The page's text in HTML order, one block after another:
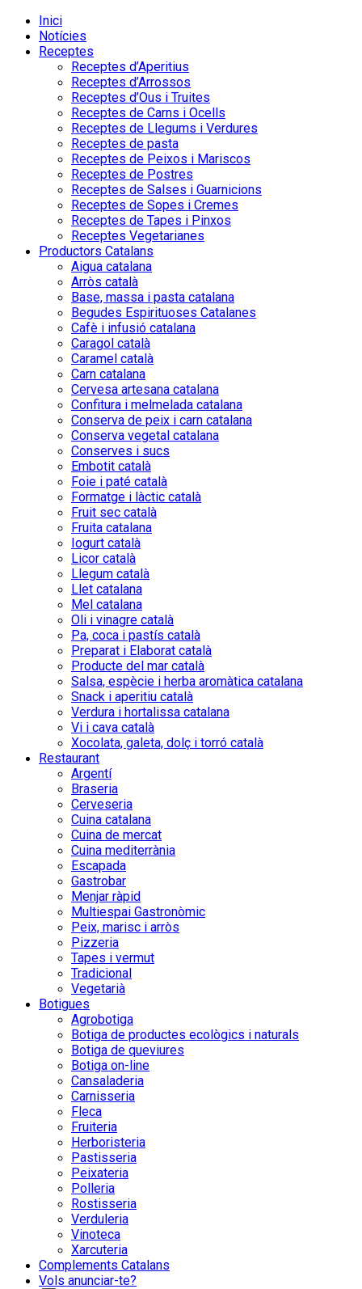
Inici
Notícies
Receptes
Receptes d’Aperitius
Receptes d’Arrossos
Receptes d’Ous i Truites
Receptes de Carns i Ocells
Receptes de Llegums i Verdures
Receptes de pasta
Receptes de Peixos i Mariscos
Receptes de Postres
Receptes de Salses i Guarnicions
Receptes de Sopes i Cremes
Receptes de Tapes i Pinxos
Receptes Vegetarianes
Productors Catalans
Aigua catalana
Arròs català
Base, massa i pasta catalana
Begudes Espirituoses Catalanes
Cafè i infusió catalana
Caragol català
Caramel català
Carn catalana
Cervesa artesana catalana
Confitura i melmelada catalana
Conserva de peix i carn catalana
Conserva vegetal catalana
Conserves i sucs
Embotit català
Foie i paté català
Formatge i làctic català
Fruit sec català
Fruita catalana
Iogurt català
Licor català
Llegum català
Llet catalana
Mel catalana
Oli i vinagre català
Pa, coca i pastís català
Preparat i Elaborat català
Producte del mar català
Salsa, espècie i herba aromàtica catalana
Snack i aperitiu català
Verdura i hortalissa catalana
Vi i cava català
Xocolata, galeta, dolç i torró català
Restaurant
Argentí
Braseria
Cerveseria
Cuina catalana
Cuina de mercat
Cuina mediterrània
Escapada
Gastrobar
Menjar ràpid
Multiespai Gastronòmic
Peix, marisc i arròs
Pizzeria
Tapes i vermut
Tradicional
Vegetarià
Botigues
Agrobotiga
Botiga de productes ecològics i naturals
Botiga de queviures
Botiga on-line
Cansaladeria
Carnisseria
Fleca
Fruiteria
Herboristeria
Pastisseria
Peixateria
Polleria
Rostisseria
Verduleria
Vinoteca
Xarcuteria
Complements Catalans
Vols anunciar-te?